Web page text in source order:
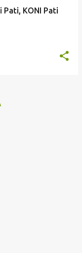
Pati, KONI Pati